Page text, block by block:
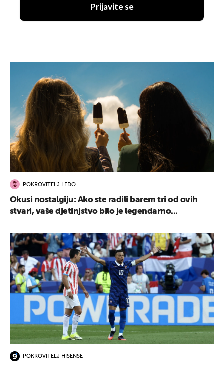
Prijavite se
POKROVITELJ LEDO
Okusi nostalgiju: Ako ste radili barem tri od ovih
stvari, vaše djetinjstvo bilo je legendarno...
POKROVITELJ HISENSE